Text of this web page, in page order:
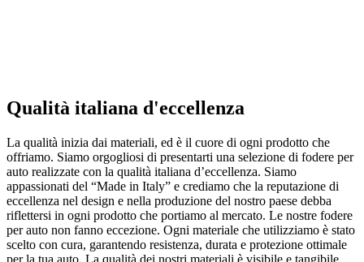
Qualità italiana d'eccellenza
La qualità inizia dai materiali, ed è il cuore di ogni prodotto che
offriamo. Siamo orgogliosi di presentarti una selezione di fodere per
auto realizzate con la qualità italiana d’eccellenza. Siamo
appassionati del “Made in Italy” e crediamo che la reputazione di
eccellenza nel design e nella produzione del nostro paese debba
riflettersi in ogni prodotto che portiamo al mercato. Le nostre fodere
per auto non fanno eccezione. Ogni materiale che utilizziamo è stato
scelto con cura, garantendo resistenza, durata e protezione ottimale
per la tua auto. La qualità dei nostri materiali è visibile e tangibile,